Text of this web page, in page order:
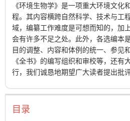
《环境生物学》是一项重大环境文化
程。其内容横跨自然科学、技术与工
域，编纂工作难度是可想而知的，加
会有许多不足之处。此外，各选编本
目的调整、内容和体例的统一、参见
《全书》的编写组织和审校等，还有
行，我们诚恳地期望广大读者提出批
目录